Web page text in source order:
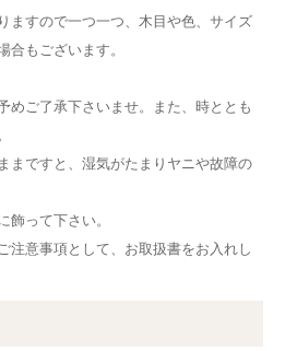
ますので一つ一つ、木目や色、サイズ
合もございます。
めご了承下さいませ。また、時ととも
まですと、湿気がたまりヤニや故障の
飾って下さい。
注意事項として、お取扱書をお入れし